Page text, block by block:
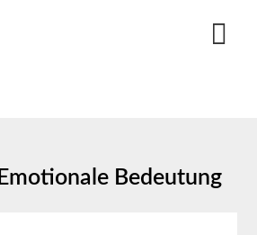
Emotionale Bedeutung